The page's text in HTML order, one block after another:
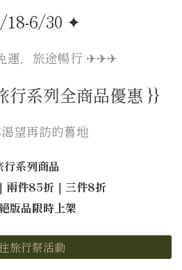
6/30 ✦
運，旅途暢行 ✈︎✈︎✈︎
行系列全商品優惠 }}
望再訪的舊地
行系列商品
兩件85折｜三件8折
版品限時上架
旅行祭活動